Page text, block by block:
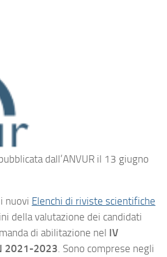
dall’ANVUR il 13 giugno
nuovi Elenchi di riviste scientifiche
della valutazione dei candidati
di abilitazione nel IV
2021-2023 . Sono comprese negli